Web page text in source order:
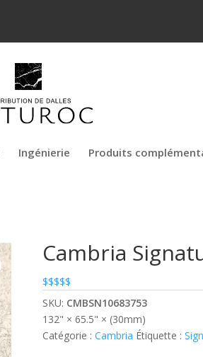
Ingénierie Produits
Cambria
$$$$$
SKU: CMBSN10683753
132" × 65.5" × (30mm)
Catégorie : Cambria Étiquette :